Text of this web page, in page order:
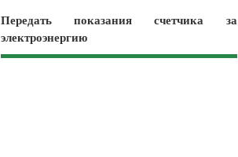
Передать показания счетчика за
электроэнергию